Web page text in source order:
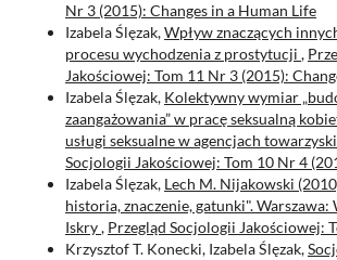
Nr 3 (2015): Changes in a Human Life
Izabela Ślęzak,Wpływ znaczących
procesu wychodzenia z prostytucji ,
Jakościowej: Tom 11 Nr 3 (2015):
Izabela Ślęzak, Kolektywny wymiar
zaangażowania” w pracę seksualną
usługi seksualne w agencjach
Socjologii Jakościowej: Tom 10 Nr 4
Izabela Ślęzak, Lech M. Nijakowski
historia, znaczenie, gatunki".
Iskry, Przegląd Socjologii Jakościowej:
Krzysztof T. Konecki, Izabela Ślęzak,